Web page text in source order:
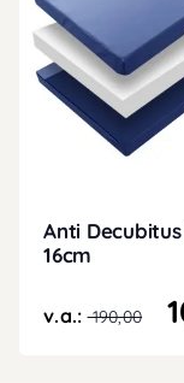
Anti
16cm
v.a.:190,00